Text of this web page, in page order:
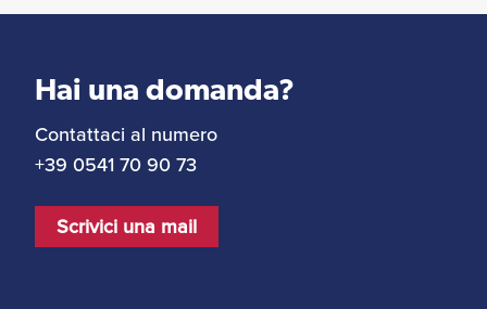
Hai una domanda?
Contattaci al numero
+39 0541 70 90 73
Scrivici una mail